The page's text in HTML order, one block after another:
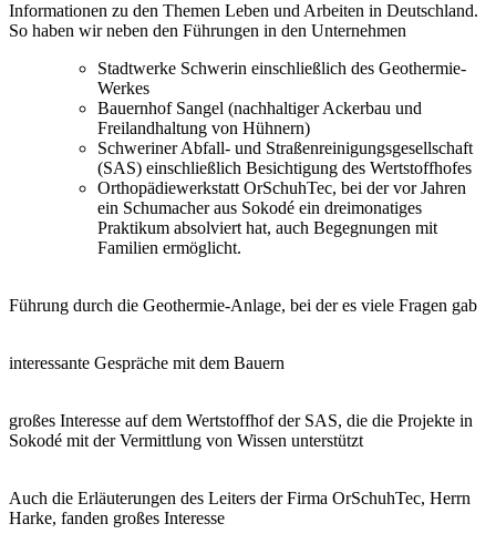
Informationen zu den Themen Leben und Arbeiten in Deutschland.
So haben wir neben den Führungen in den Unternehmen
Stadtwerke Schwerin einschließlich des Geothermie-
Werkes
Bauernhof Sangel (nachhaltiger Ackerbau und
Freilandhaltung von Hühnern)
Schweriner Abfall- und Straßenreinigungsgesellschaft
(SAS) einschließlich Besichtigung des Wertstoffhofes
Orthopädiewerkstatt OrSchuhTec, bei der vor Jahren
ein Schumacher aus Sokodé ein dreimonatiges
Praktikum absolviert hat, auch Begegnungen mit
Familien ermöglicht.
Führung durch die Geothermie-Anlage, bei der es viele Fragen gab
interessante Gespräche mit dem Bauern
großes Interesse auf dem Wertstoffhof der SAS, die die Projekte in
Sokodé mit der Vermittlung von Wissen unterstützt
Auch die Erläuterungen des Leiters der Firma OrSchuhTec, Herrn
Harke, fanden großes Interesse